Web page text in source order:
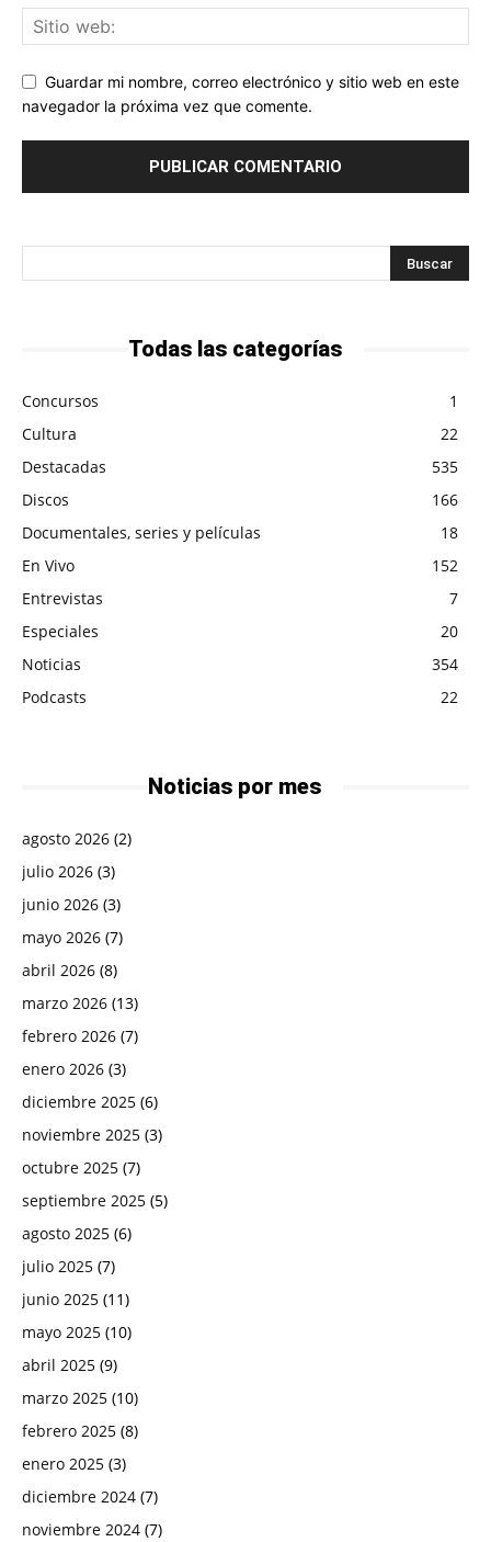
Guardar mi nombre, correo electrónico y sitio web en este
navegador la próxima vez que comente.
Todas las categorías
Concursos
1
Cultura
22
Destacadas
535
Discos
166
Documentales, series y películas
18
En Vivo
152
Entrevistas
7
Especiales
20
Noticias
354
Podcasts
22
Noticias por mes
agosto 2026 (2)
julio 2026 (3)
junio 2026 (3)
mayo 2026 (7)
abril 2026 (8)
marzo 2026 (13)
febrero 2026 (7)
enero 2026 (3)
diciembre 2025 (6)
noviembre 2025 (3)
octubre 2025 (7)
septiembre 2025 (5)
agosto 2025 (6)
julio 2025 (7)
junio 2025 (11)
mayo 2025 (10)
abril 2025 (9)
marzo 2025 (10)
febrero 2025 (8)
enero 2025 (3)
diciembre 2024 (7)
noviembre 2024 (7)